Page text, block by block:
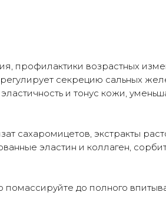
профилактики возрастных
секрецию сальных
и тонус кожи,
сахаромицетов, экстракты
эластин и коллаген,
помассируйте до полного